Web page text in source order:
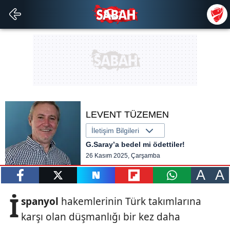
LEVENT TÜZEMEN
İletişim Bilgileri
G.Saray’a bedel mi ödettiler!
26 Kasım 2025, Çarşamba
A A
İspanyol hakemlerinin Türk takımlarına
karşı olan düşmanlığı bir kez daha